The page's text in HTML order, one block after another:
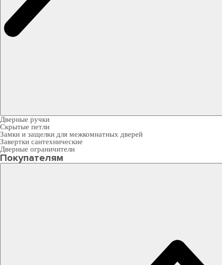
Дверные ручки
Скрытые петли
Замки и защелки для межкомнатных дверей
Завертки сантехнические
Дверные ограничители
Покупателям